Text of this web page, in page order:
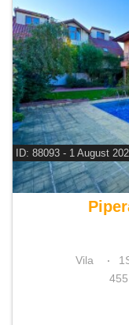
ID: 88093 - 1 August
De
Vila